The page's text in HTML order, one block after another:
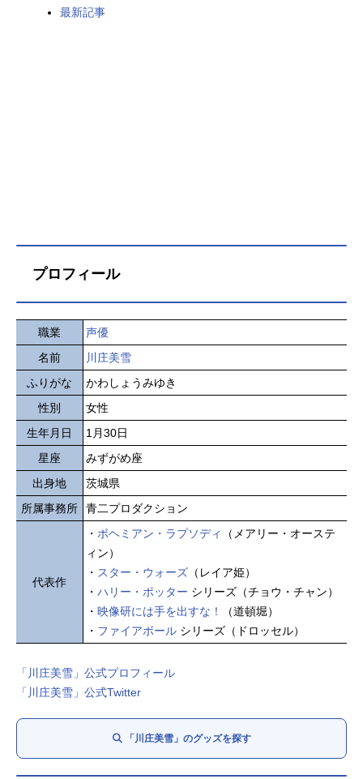
男性声優/女性声優一覧
最新記事
プロフィール
職業
声優
名前
川庄美雪
ふりがな
かわしょうみゆき
性別
女性
生年月日
1月30日
星座
みずがめ座
出身地
茨城県
所属事務所
青二プロダクション
代表作
・ ボヘミアン・ラプソディ
（メアリー・オーステ
ィン）
・ スター・ウォーズ （レイア姫）
・ ハリー・ポッター シリーズ（チョウ・チャン）
・ 映像研には手を出すな！
（道頓堀）
・ ファイアボール シリーズ（ドロッセル）
「川庄美雪」公式プロフィール
「川庄美雪」公式Twitter
「川庄美雪」のグッズを探す